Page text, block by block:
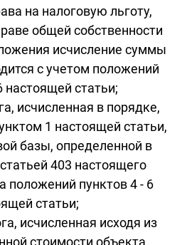
на налоговую льготу,
общей собственности
исчисление суммы
с учетом положений
настоящей статьи;
исчисленная в порядке,
1 настоящей статьи,
базы, определенной в
403 настоящего
положений пунктов 4 - 6
статьи;
исчисленная исходя из
стоимости объекта